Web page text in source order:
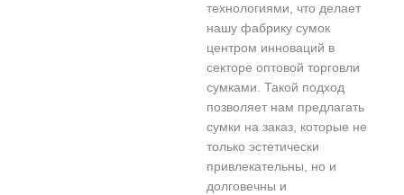
технологиями, что делает
нашу фабрику сумок
центром инноваций в
секторе оптовой торговли
сумками. Такой подход
позволяет нам предлагать
сумки на заказ, которые не
только эстетически
привлекательны, но и
долговечны и